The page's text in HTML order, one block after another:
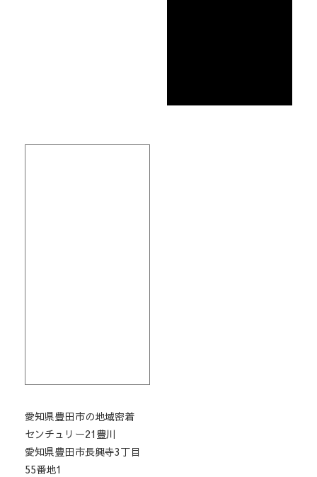
愛知県豊田市の地域密着
センチュリー21豊川
愛知県豊田市長興寺3丁目
55番地1